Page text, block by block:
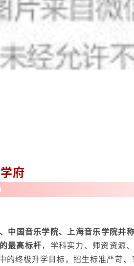
府
中国音乐学院、上海音乐学院并
最高标杆，学科实力、师资资源
的终极升学目标，招生标准严苛、